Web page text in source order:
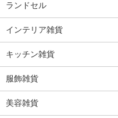
ランドセル
インテリア雑貨
キッチン雑貨
服飾雑貨
美容雑貨